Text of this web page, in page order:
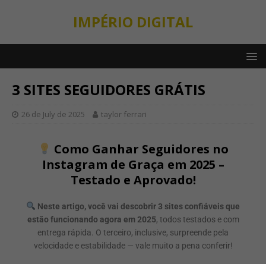
IMPÉRIO DIGITAL
3 SITES SEGUIDORES GRÁTIS
26 de July de 2025 taylor ferrari
Como Ganhar Seguidores no
Instagram de Graça em 2025 –
Testado e Aprovado!
Neste artigo, você vai descobrir 3 sites confiáveis que
estão funcionando agora em 2025, todos testados e com
entrega rápida. O terceiro, inclusive, surpreende pela
velocidade e estabilidade — vale muito a pena conferir!